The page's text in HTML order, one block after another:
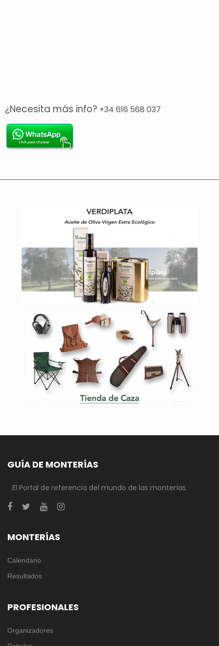
¿Necesita más info? +34 616 568 037
GUÍA DE MONTERÍAS
El Portal de referencia del mundo de las monterías.
MONTERÍAS
Calendario
Resultados
PROFESIONALES
Organizadores